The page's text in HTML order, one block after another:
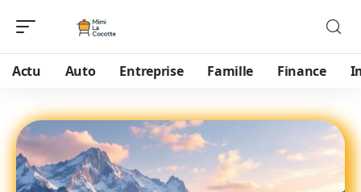
Actu Auto Entreprise Famille Finance